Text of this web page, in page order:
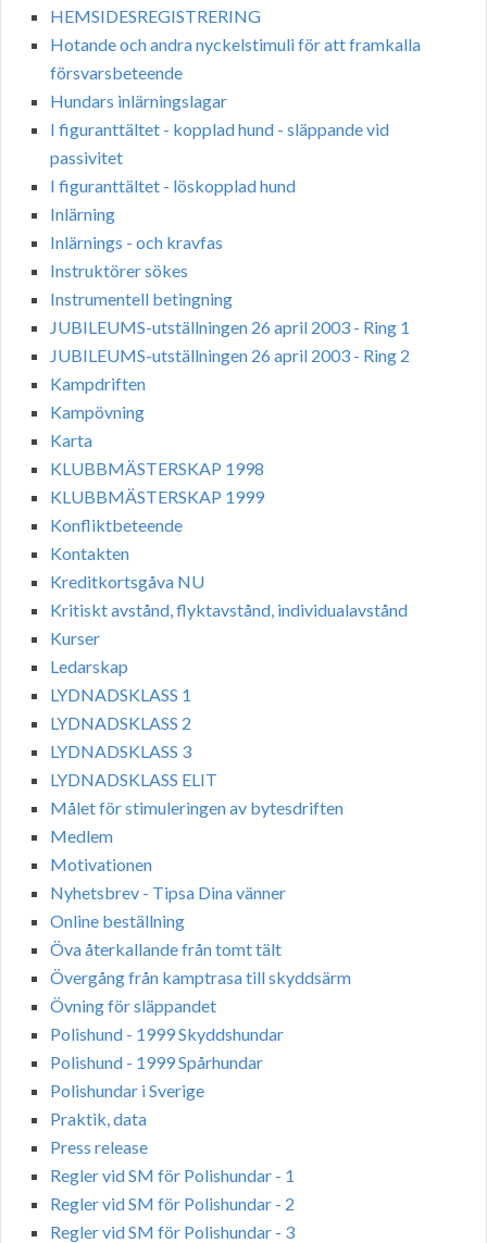
HEMSIDESREGISTRERING
Hotande och andra nyckelstimuli för att framkalla
försvarsbeteende
Hundars inlärningslagar
I figuranttältet - kopplad hund - släppande vid
passivitet
I figuranttältet - löskopplad hund
Inlärning
Inlärnings - och kravfas
Instruktörer sökes
Instrumentell betingning
JUBILEUMS-utställningen 26 april 2003 - Ring 1
JUBILEUMS-utställningen 26 april 2003 - Ring 2
Kampdriften
Kampövning
Karta
KLUBBMÄSTERSKAP 1998
KLUBBMÄSTERSKAP 1999
Konfliktbeteende
Kontakten
Kreditkortsgåva NU
Kritiskt avstånd, flyktavstånd, individualavstånd
Kurser
Ledarskap
LYDNADSKLASS 1
LYDNADSKLASS 2
LYDNADSKLASS 3
LYDNADSKLASS ELIT
Målet för stimuleringen av bytesdriften
Medlem
Motivationen
Nyhetsbrev - Tipsa Dina vänner
Online beställning
Öva återkallande från tomt tält
Övergång från kamptrasa till skyddsärm
Övning för släppandet
Polishund - 1999 Skyddshundar
Polishund - 1999 Spårhundar
Polishundar i Sverige
Praktik, data
Press release
Regler vid SM för Polishundar - 1
Regler vid SM för Polishundar - 2
Regler vid SM för Polishundar - 3